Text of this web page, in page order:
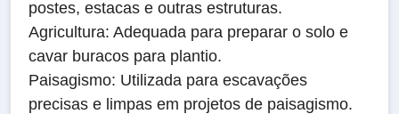
postes, estacas e outras estruturas.
Agricultura: Adequada para preparar o solo e
cavar buracos para plantio.
Paisagismo: Utilizada para escavações
precisas e limpas em projetos de paisagismo.